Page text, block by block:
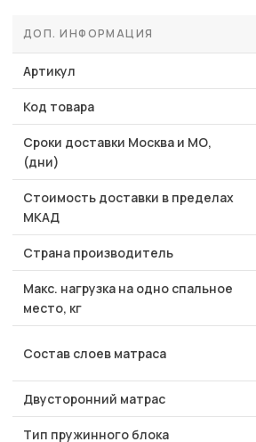
ДОП. ИНФОРМАЦИЯ
Артикул
Код товара
Сроки доставки Москва и МО,
(дни)
Стоимость доставки в пределах
МКАД
Страна производитель
Макс. нагрузка на одно спальное
место, кг
Состав слоев матраса
Двусторонний матрас
Тип пружинного блока